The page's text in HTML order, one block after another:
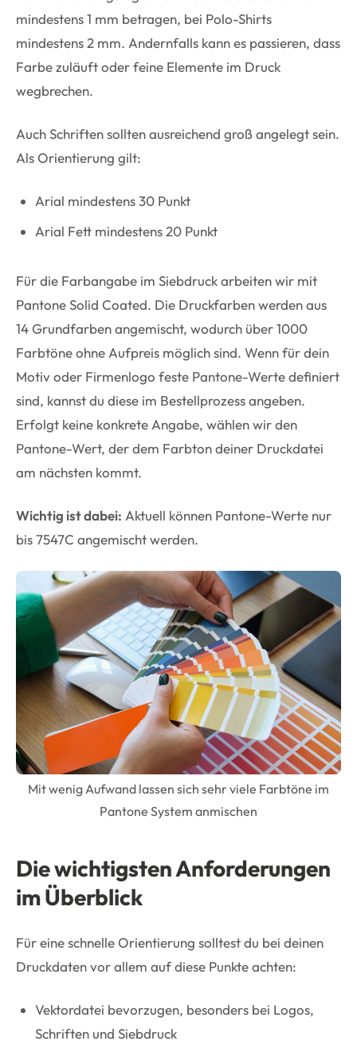
mindestens 1 mm betragen, bei Polo-Shirts
mindestens 2 mm. Andernfalls kann es passieren, dass
Farbe zuläuft oder feine Elemente im Druck
wegbrechen.
Auch Schriften sollten ausreichend groß angelegt sein.
Als Orientierung gilt:
Arial mindestens 30 Punkt
Arial Fett mindestens 20 Punkt
Für die Farbangabe im Siebdruck arbeiten wir mit
Pantone Solid Coated. Die Druckfarben werden aus
14 Grundfarben angemischt, wodurch über 1000
Farbtöne ohne Aufpreis möglich sind. Wenn für dein
Motiv oder Firmenlogo feste Pantone-Werte definiert
sind, kannst du diese im Bestellprozess angeben.
Erfolgt keine konkrete Angabe, wählen wir den
Pantone-Wert, der dem Farbton deiner Druckdatei
am nächsten kommt.
Wichtig ist dabei: Aktuell können Pantone-Werte nur
bis 7547C angemischt werden.
Mit wenig Aufwand lassen sich sehr viele Farbtöne im
Pantone System anmischen
Die wichtigsten Anforderungen
im Überblick
Für eine schnelle Orientierung solltest du bei deinen
Druckdaten vor allem auf diese Punkte achten:
Vektordatei bevorzugen, besonders bei Logos,
Schriften und Siebdruck